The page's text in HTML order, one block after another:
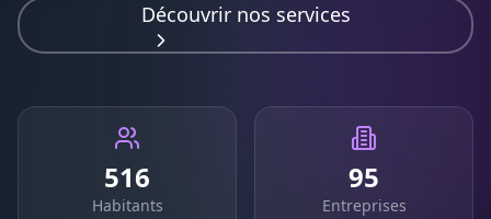
Découvrir nos services
516
Habitants
95
Entreprises